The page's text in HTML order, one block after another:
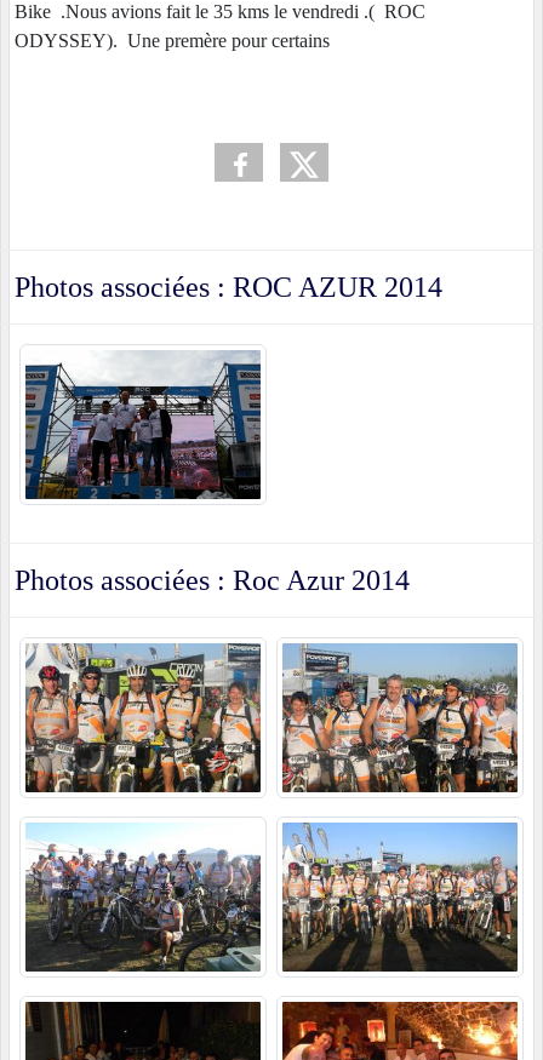
Bike .Nous avions fait le 35 kms le vendredi .( ROC
ODYSSEY). Une premère pour certains
Photos associées : ROC AZUR 2014
Photos associées : Roc Azur 2014